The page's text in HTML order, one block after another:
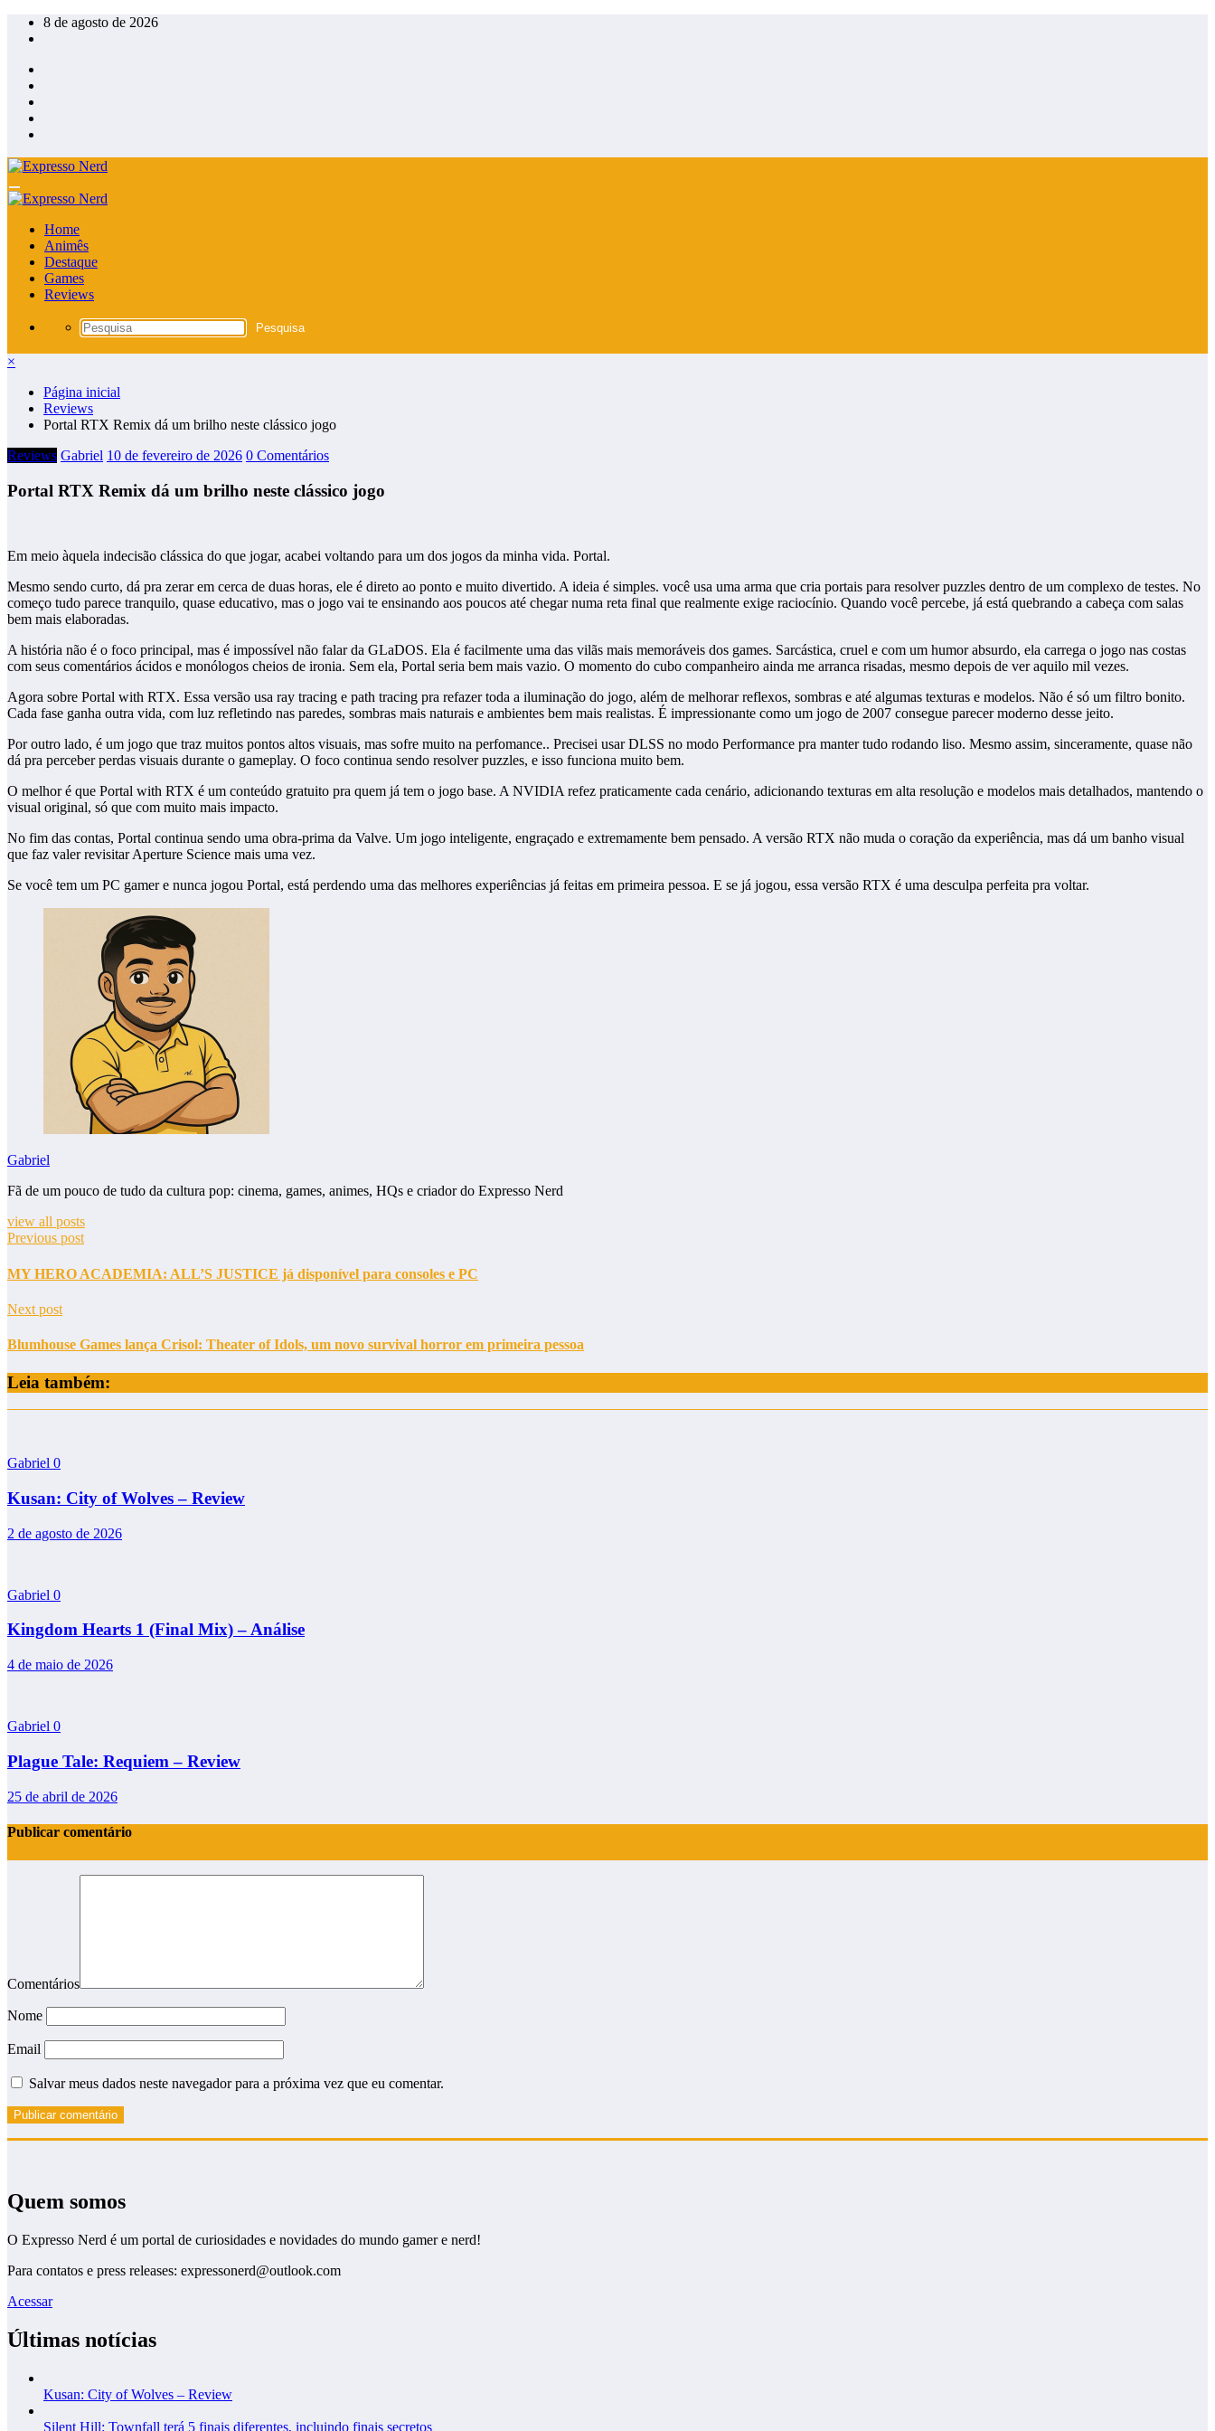
Pular
para
conteúdo
8 de agosto de 2026
Home
Animês
Destaque
Games
Reviews
×
Página inicial
Reviews
Portal RTX Remix dá um brilho neste clássico jogo
Reviews Gabriel 10 de fevereiro de 2026 0 Comentários
Portal RTX Remix dá um brilho neste clássico jogo
Em meio àquela indecisão clássica do que jogar, acabei voltando para um dos jogos da minha vida. Portal.
Mesmo sendo curto, dá pra zerar em cerca de duas horas, ele é direto ao ponto e muito divertido. A ideia é simples. você usa uma arma que cria portais para resolver puzzles dentro de um complexo de testes. No
começo tudo parece tranquilo, quase educativo, mas o jogo vai te ensinando aos poucos até chegar numa reta final que realmente exige raciocínio. Quando você percebe, já está quebrando a cabeça com salas
bem mais elaboradas.
A história não é o foco principal, mas é impossível não falar da GLaDOS. Ela é facilmente uma das vilãs mais memoráveis dos games. Sarcástica, cruel e com um humor absurdo, ela carrega o jogo nas costas
com seus comentários ácidos e monólogos cheios de ironia. Sem ela, Portal seria bem mais vazio. O momento do cubo companheiro ainda me arranca risadas, mesmo depois de ver aquilo mil vezes.
Agora sobre Portal with RTX. Essa versão usa ray tracing e path tracing pra refazer toda a iluminação do jogo, além de melhorar reflexos, sombras e até algumas texturas e modelos. Não é só um filtro bonito.
Cada fase ganha outra vida, com luz refletindo nas paredes, sombras mais naturais e ambientes bem mais realistas. É impressionante como um jogo de 2007 consegue parecer moderno desse jeito.
Por outro lado, é um jogo que traz muitos pontos altos visuais, mas sofre muito na perfomance.. Precisei usar DLSS no modo Performance pra manter tudo rodando liso. Mesmo assim, sinceramente, quase não
dá pra perceber perdas visuais durante o gameplay. O foco continua sendo resolver puzzles, e isso funciona muito bem.
O melhor é que Portal with RTX é um conteúdo gratuito pra quem já tem o jogo base. A NVIDIA refez praticamente cada cenário, adicionando texturas em alta resolução e modelos mais detalhados, mantendo o
visual original, só que com muito mais impacto.
No fim das contas, Portal continua sendo uma obra-prima da Valve. Um jogo inteligente, engraçado e extremamente bem pensado. A versão RTX não muda o coração da experiência, mas dá um banho visual
que faz valer revisitar Aperture Science mais uma vez.
Se você tem um PC gamer e nunca jogou Portal, está perdendo uma das melhores experiências já feitas em primeira pessoa. E se já jogou, essa versão RTX é uma desculpa perfeita pra voltar.
Gabriel
Fã de um pouco de tudo da cultura pop: cinema, games, animes, HQs e criador do Expresso Nerd
view all posts
Previous post
MY HERO ACADEMIA: ALL’S JUSTICE já disponível para consoles e PC
Next post
Blumhouse Games lança Crisol: Theater of Idols, um novo survival horror em primeira pessoa
Leia também:
Gabriel 0
Kusan: City of Wolves – Review
2 de agosto de 2026
Gabriel 0
Kingdom Hearts 1 (Final Mix) – Análise
4 de maio de 2026
Gabriel 0
Plague Tale: Requiem – Review
25 de abril de 2026
Publicar comentário
Comentários
Nome
Email
Salvar meus dados neste navegador para a próxima vez que eu comentar.
Quem somos
O Expresso Nerd é um portal de curiosidades e novidades do mundo gamer e nerd!
Para contatos e press releases: expressonerd@outlook.com
Acessar
Últimas notícias
Kusan: City of Wolves – Review
Silent Hill: Townfall terá 5 finais diferentes, incluindo finais secretos